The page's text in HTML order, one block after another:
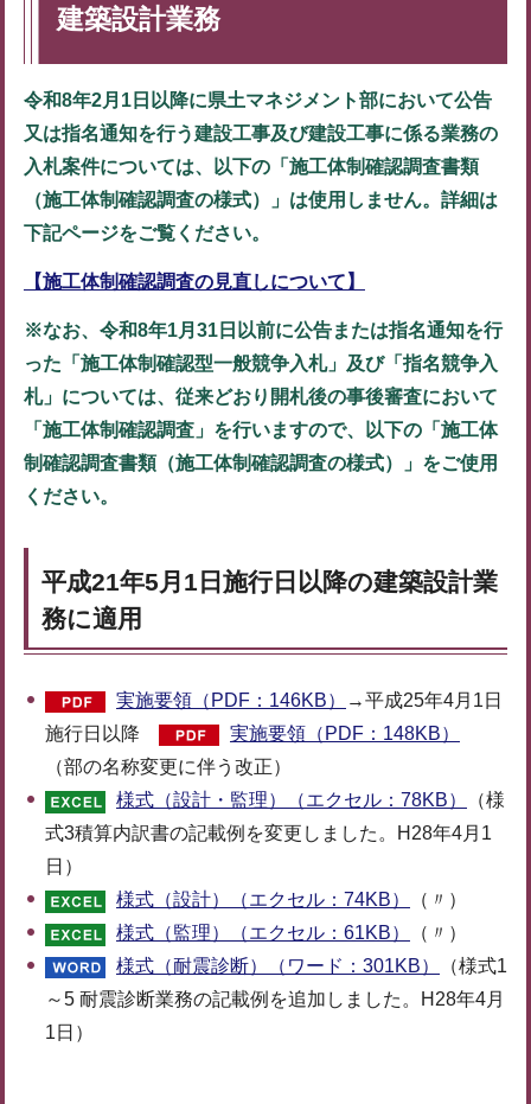
建築設計業務
令和8年2月1日以降に県土マネジメント部において公告
又は指名通知を行う建設工事及び建設工事に係る業務の
入札案件については、以下の「施工体制確認調査書類
（施工体制確認調査の様式）」は使用しません。詳細は
下記ページをご覧ください。
【施工体制確認調査の見直しについて】
※なお、令和8年1月31日以前に公告または指名通知を行
った「施工体制確認型一般競争入札」及び「指名競争入
札」については、従来どおり開札後の事後審査において
「施工体制確認調査」を行いますので、以下の「施工体
制確認調査書類（施工体制確認調査の様式）」をご使用
ください。
平成21年5月1日施行日以降の建築設計業
務に適用
実施要領（PDF：146KB）
→平成25年4月1日
施行日以降
実施要領（PDF：148KB）
（部の名称変更に伴う改正）
様式（設計・監理）（エクセル：78KB）
（様
式3積算内訳書の記載例を変更しました。H28年4月1
日）
様式（設計）（エクセル：74KB）
（〃）
様式（監理）（エクセル：61KB）
（〃）
様式（耐震診断）（ワード：301KB）
（様式1
～5 耐震診断業務の記載例を追加しました。H28年4月
1日）